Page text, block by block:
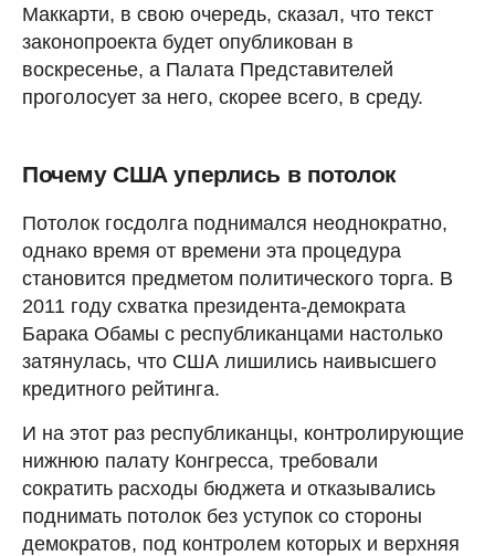
Маккарти, в свою очередь, сказал, что текст
законопроекта будет опубликован в
воскресенье, а Палата Представителей
проголосует за него, скорее всего, в среду.
Почему США уперлись в потолок
Потолок госдолга поднимался неоднократно,
однако время от времени эта процедура
становится предметом политического торга. В
2011 году схватка президента-демократа
Барака Обамы с республиканцами настолько
затянулась, что США лишились наивысшего
кредитного рейтинга.
И на этот раз республиканцы, контролирующие
нижнюю палату Конгресса, требовали
сократить расходы бюджета и отказывались
поднимать потолок без уступок со стороны
демократов, под контролем которых и верхняя